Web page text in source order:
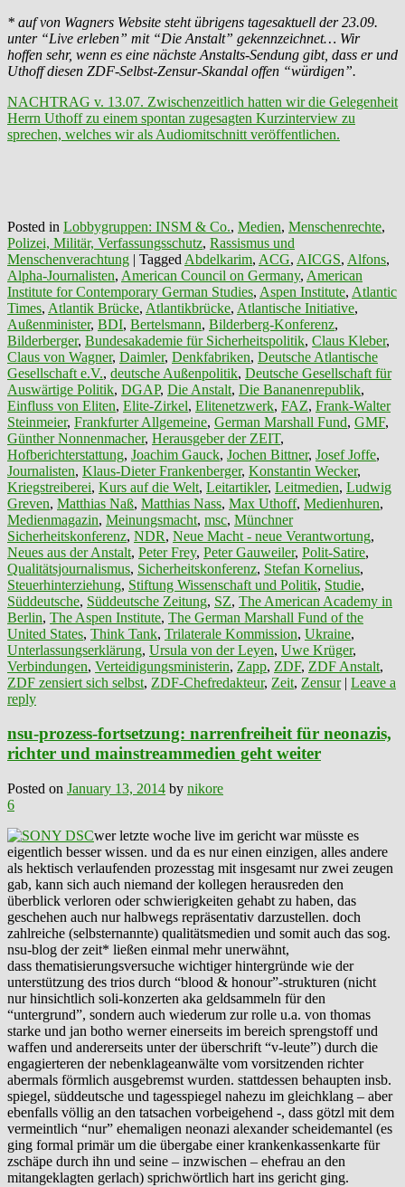
* auf von Wagners Website steht übrigens tagesaktuell der 23.09.
unter “Live erleben” mit “Die Anstalt” gekennzeichnet… Wir
hoffen sehr, wenn es eine nächste Anstalts-Sendung gibt, dass er und
Uthoff diesen ZDF-Selbst-Zensur-Skandal offen “würdigen”.
NACHTRAG v. 13.07. Zwischenzeitlich hatten wir die Gelegenheit
Herrn Uthoff zu einem spontan zugesagten Kurzinterview zu
sprechen, welches wir als Audiomitschnitt veröffentlichen.
Posted in Lobbygruppen: INSM & Co., Medien, Menschenrechte,
Polizei, Militär, Verfassungsschutz, Rassismus und
Menschenverachtung | Tagged Abdelkarim, ACG, AICGS, Alfons,
Alpha-Journalisten, American Council on Germany, American
Institute for Contemporary German Studies, Aspen Institute, Atlantic
Times, Atlantik Brücke, Atlantikbrücke, Atlantische Initiative,
Außenminister, BDI, Bertelsmann, Bilderberg-Konferenz,
Bilderberger, Bundesakademie für Sicherheitspolitik, Claus Kleber,
Claus von Wagner, Daimler, Denkfabriken, Deutsche Atlantische
Gesellschaft e.V., deutsche Außenpolitik, Deutsche Gesellschaft für
Auswärtige Politik, DGAP, Die Anstalt, Die Bananenrepublik,
Einfluss von Eliten, Elite-Zirkel, Elitenetzwerk, FAZ, Frank-Walter
Steinmeier, Frankfurter Allgemeine, German Marshall Fund, GMF,
Günther Nonnenmacher, Herausgeber der ZEIT,
Hofberichterstattung, Joachim Gauck, Jochen Bittner, Josef Joffe,
Journalisten, Klaus-Dieter Frankenberger, Konstantin Wecker,
Kriegstreiberei, Kurs auf die Welt, Leitartikler, Leitmedien, Ludwig
Greven, Matthias Naß, Matthias Nass, Max Uthoff, Medienhuren,
Medienmagazin, Meinungsmacht, msc, Münchner
Sicherheitskonferenz, NDR, Neue Macht - neue Verantwortung,
Neues aus der Anstalt, Peter Frey, Peter Gauweiler, Polit-Satire,
Qualitätsjournalismus, Sicherheitskonferenz, Stefan Kornelius,
Steuerhinterziehung, Stiftung Wissenschaft und Politik, Studie,
Süddeutsche, Süddeutsche Zeitung, SZ, The American Academy in
Berlin, The Aspen Institute, The German Marshall Fund of the
United States, Think Tank, Trilaterale Kommission, Ukraine,
Unterlassungserklärung, Ursula von der Leyen, Uwe Krüger,
Verbindungen, Verteidigungsministerin, Zapp, ZDF, ZDF Anstalt,
ZDF zensiert sich selbst, ZDF-Chefredakteur, Zeit, Zensur | Leave a
reply
nsu-prozess-fortsetzung: narrenfreiheit für neonazis,
richter und mainstreammedien geht weiter
Posted on January 13, 2014 by nikore
6
wer letzte woche live im gericht war müsste es
eigentlich besser wissen. und da es nur einen einzigen, alles andere
als hektisch verlaufenden prozesstag mit insgesamt nur zwei zeugen
gab, kann sich auch niemand der kollegen herausreden den
überblick verloren oder schwierigkeiten gehabt zu haben, das
geschehen auch nur halbwegs repräsentativ darzustellen. doch
zahlreiche (selbsternannte) qualitätsmedien und somit auch das sog.
nsu-blog der zeit* ließen einmal mehr unerwähnt,
dass thematisierungsversuche wichtiger hintergründe wie der
unterstützung des trios durch “blood & honour”-strukturen (nicht
nur hinsichtlich soli-konzerten aka geldsammeln für den
“untergrund”, sondern auch wiederum zur rolle u.a. von thomas
starke und jan botho werner einerseits im bereich sprengstoff und
waffen und andererseits unter der überschrift “v-leute”) durch die
engagierteren der nebenklageanwälte vom vorsitzenden richter
abermals förmlich ausgebremst wurden. stattdessen behaupten insb.
spiegel, süddeutsche und tagesspiegel nahezu im gleichklang – aber
ebenfalls völlig an den tatsachen vorbeigehend -, dass götzl mit dem
vermeintlich “nur” ehemaligen neonazi alexander scheidemantel (es
ging formal primär um die übergabe einer krankenkassenkarte für
zschäpe durch ihn und seine – inzwischen – ehefrau an den
mitangeklagten gerlach) sprichwörtlich hart ins gericht ging.